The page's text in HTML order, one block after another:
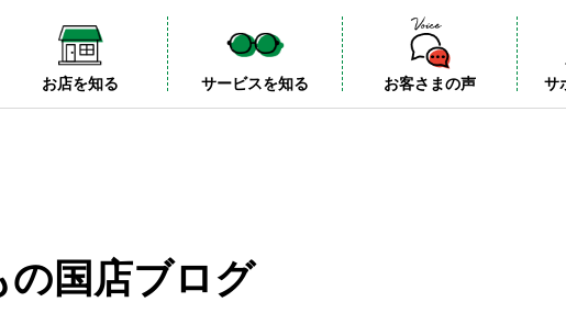
お店を知る サービスを知る お客さまの声
サ
国店ブログ